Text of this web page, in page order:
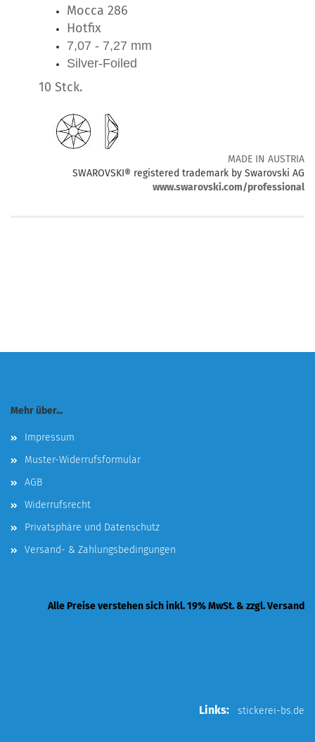
Mocca 286
Hotfix
7,07 - 7,27 mm
Silver-Foiled
10 Stck.
MADE IN AUSTRIA
SWAROVSKI® registered trademark by Swarovski AG
www.swarovski.com/professional
Mehr über...
Impressum
Muster-Widerrufsformular
AGB
Widerrufsrecht
Privatsphäre und Datenschutz
Versand- & Zahlungsbedingungen
Alle Preise verstehen sich inkl. 19% MwSt. & zzgl. Versand
Links: stickerei-bs.de